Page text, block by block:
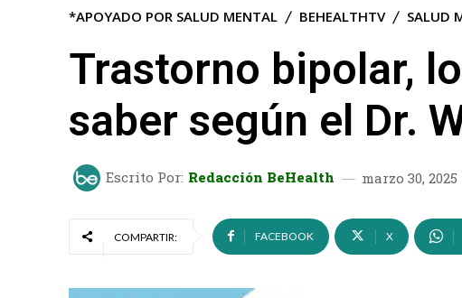
*APOYADO POR SALUD MENTAL BEHEALTHTV SALUD
Trastorno bipolar,
saber según el Dr.
Escrito Por: Redacción BeHealth marzo 30, 2025
COMPARTIR: FACEBOOK X